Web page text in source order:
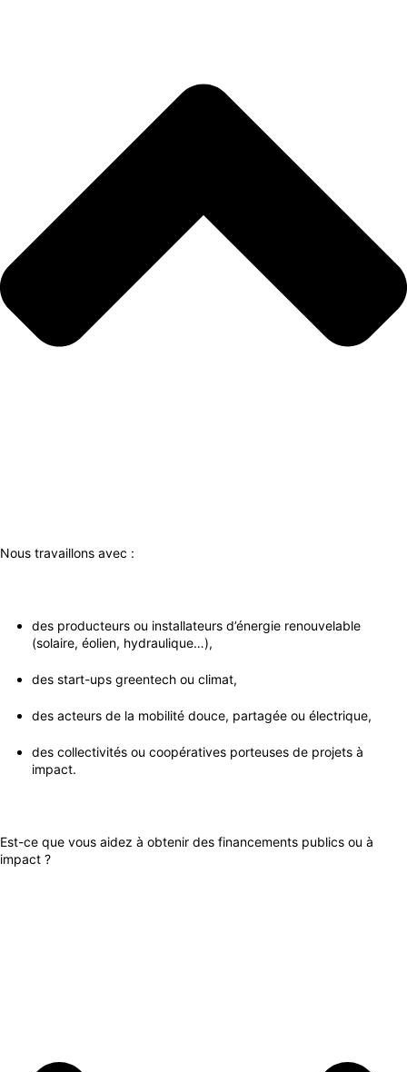
Nous travaillons avec :
des producteurs ou installateurs d’énergie renouvelable
(solaire, éolien, hydraulique…),
des start-ups greentech ou climat,
des acteurs de la mobilité douce, partagée ou électrique,
des collectivités ou coopératives porteuses de projets à
impact.
Est-ce que vous aidez à obtenir des financements publics ou à
impact ?